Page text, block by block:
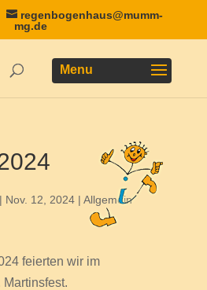
regenbogenhaus@mumm-
mg.de
Nov. 12, 2024| Allgemein
feierten wir im